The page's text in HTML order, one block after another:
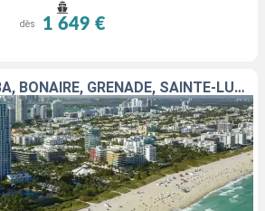
dès 1 649 €
ÉTATS-UNIS, ARUBA, BONAIRE, GRENADE, SAINTE-LUCIE, GUADELOUPE, SAINT-MARTIN